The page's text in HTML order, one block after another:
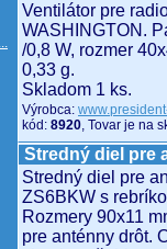
Ventilátor pre
WASHINGTON.
/0,8 W, rozmer
0,33 g.
Skladom 1 ks.
Výrobca:
kód: 8920, Tovar je na
Stredný diel pre
Stredný diel pre
ZS6BKW s
Rozmery 90x11
pre anténny drôt.